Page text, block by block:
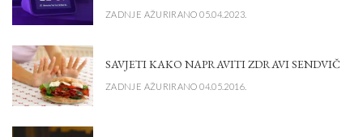
ZADNJE AŽURIRANO 05.04.2023.
SAVJETI KAKO NAPRAVITI ZDRAVI SENDVIČ
ZADNJE AŽURIRANO 04.05.2016.